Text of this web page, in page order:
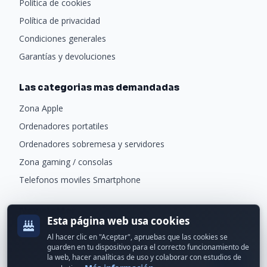
su cableado a través de las aberturas
dobles del escritorio
ESPECIFICACIONES TÉCNICAS
Dimensiones
140x60x75cm
Peso
25,7 kg
Terminar
Fibra de carbón
Material del marco
Acero
Material de la superficie
PB
Política de cookies
Política de privacidad
Condiciones generales
Garantías y devoluciones
Las categorias mas demandadas
Zona Apple
Ordenadores portatiles
Ordenadores sobremesa y servidores
Zona gaming / consolas
Telefonos moviles Smartphone
Recibe ofertas exclusivas y novedades.
Esta página web usa cookies
Al hacer clic en "Aceptar", apruebas que las cookies se
guarden en tu dispositivo para el correcto funcionamiento de
la web, hacer analíticas de uso y colaborar con estudios de